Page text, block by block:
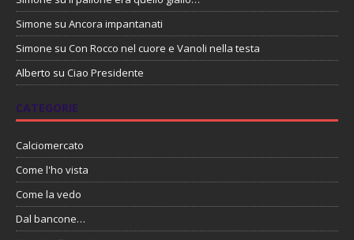
Simone su Ancora impantanati
Simone su Con Rocco nel cuore e Vanoli nella testa
Alberto su Ciao Presidente
CATEGORIE
Calciomercato
Come l'ho vista
Come la vedo
Dal bancone…